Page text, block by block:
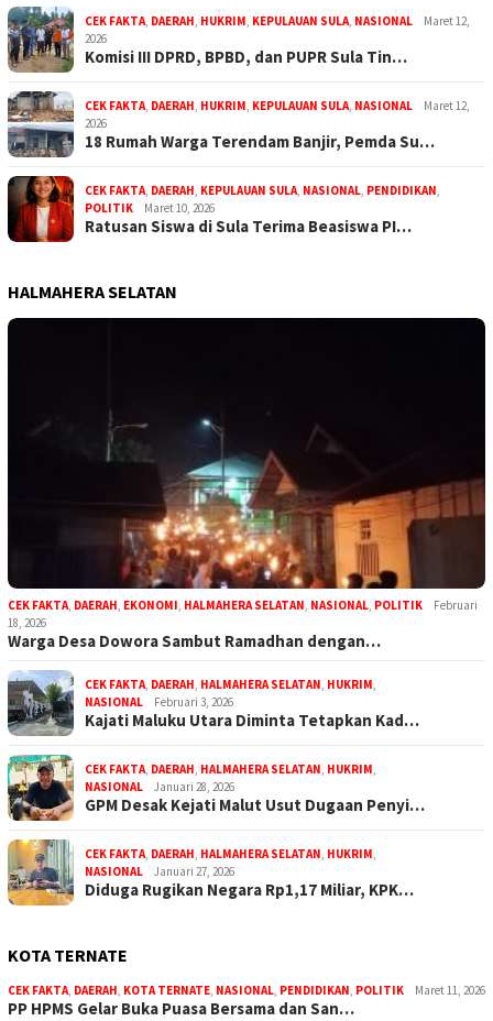
CEK FAKTA, DAERAH, HUKRIM, KEPULAUAN SULA, NASIONAL
Maret 12,
2026
Komisi III DPRD, BPBD, dan PUPR Sula Tin…
CEK FAKTA, DAERAH, HUKRIM, KEPULAUAN SULA, NASIONAL
Maret 12,
2026
18 Rumah Warga Terendam Banjir, Pemda Su…
CEK FAKTA, DAERAH, KEPULAUAN SULA, NASIONAL, PENDIDIKAN,
POLITIK
Maret 10, 2026
Ratusan Siswa di Sula Terima Beasiswa PI…
HALMAHERA SELATAN
CEK FAKTA, DAERAH, EKONOMI, HALMAHERA SELATAN, NASIONAL, POLITIK
Februari
18, 2026
Warga Desa Dowora Sambut Ramadhan dengan…
CEK FAKTA, DAERAH, HALMAHERA SELATAN, HUKRIM,
NASIONAL
Februari 3, 2026
Kajati Maluku Utara Diminta Tetapkan Kad…
CEK FAKTA, DAERAH, HALMAHERA SELATAN, HUKRIM,
NASIONAL
Januari 28, 2026
GPM Desak Kejati Malut Usut Dugaan Penyi…
CEK FAKTA, DAERAH, HALMAHERA SELATAN, HUKRIM,
NASIONAL
Januari 27, 2026
Diduga Rugikan Negara Rp1,17 Miliar, KPK…
KOTA TERNATE
CEK FAKTA, DAERAH, KOTA TERNATE, NASIONAL, PENDIDIKAN, POLITIK Maret 11, 2026
PP HPMS Gelar Buka Puasa Bersama dan San…